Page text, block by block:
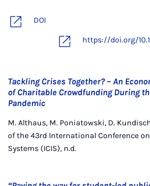
DOI
https://doi.org/
Tackling Crises Together? – An
of Charitable Crowdfunding During
Pandemic
M. Althaus, M. Poniatowski, D.
of the 43rd International Conference
Systems (ICIS), n.d.